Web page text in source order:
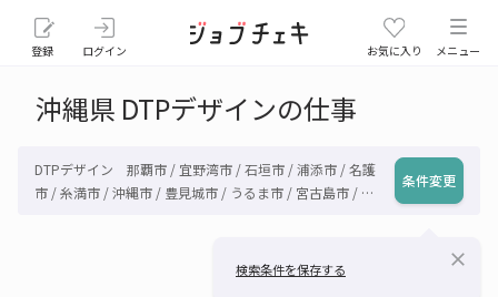
登録 ログイン お気に入り メニュー
沖縄県 DTPデザインの仕事
DTPデザイン 那覇市 / 宜野湾市 / 石垣市 / 浦添市 / 名護
市 / 糸満市 / 沖縄市 / 豊見城市 / うるま市 / 宮古島市 / 南
村 / 国頭郡金武町 / 国頭郡伊江村 / 中頭郡読谷村 / 中頭郡
条件変更
検索条件を保存する close